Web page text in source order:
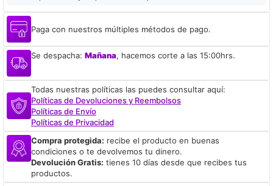
Paga con nuestros múltiples métodos de pago.
Se despacha: Mañana, hacemos corte a las 15:00hrs.
Todas nuestras políticas las puedes consultar aquí:
Políticas de Devoluciones y Reembolsos
Políticas de Envío
Políticas de Privacidad
Compra protegida: recibe el producto en buenas
condiciones o te devolvemos tu dinero.
Devolución Gratis: tienes 10 días desde que recibes tus
productos.